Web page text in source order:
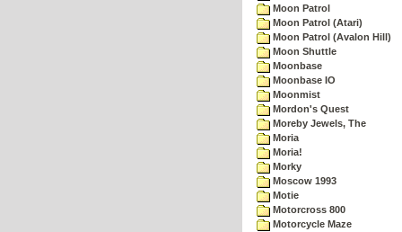
Moon Patrol
Moon Patrol (Atari)
Moon Patrol (Avalon Hill)
Moon Shuttle
Moonbase
Moonbase IO
Moonmist
Mordon's Quest
Moreby Jewels, The
Moria
Moria!
Morky
Moscow 1993
Motie
Motorcross 800
Motorcycle Maze